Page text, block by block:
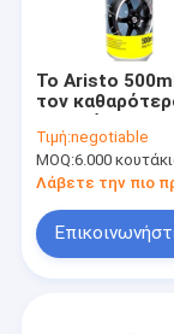
κόλλα
προϊόντα
Το Aristo
τον
ψεκασμό
αυτοκινήτων
ψεκασμού για
κραμάτων
Τιμή:negotiable
MOQ:6.000
Λάβετε την πιο